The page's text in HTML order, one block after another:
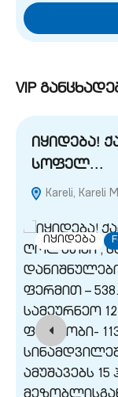
VIP
იყიდება!
სოფელ…
Kareli, Kareli
იყიდება